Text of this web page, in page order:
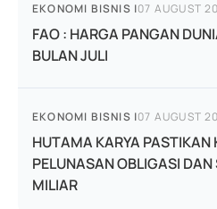
EKONOMI BISNIS |07 AUGUST
FAO : HARGA PANGAN
BULAN JULI
EKONOMI BISNIS |07 AUGUST
HUTAMA KARYA PASTIKAN
PELUNASAN OBLIGASI
MILIAR